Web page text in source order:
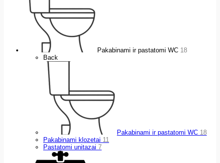
Pakabinami ir pastatomi WC 18
Back
Pakabinami ir pastatomi WC 18
Pakabinami klozetai 11
Pastatomi unitazai 7